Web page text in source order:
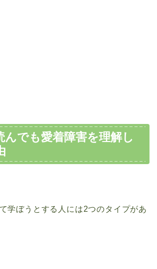
んでも愛着障害を理解し
学ぼうとする人には2つのタイプがあ